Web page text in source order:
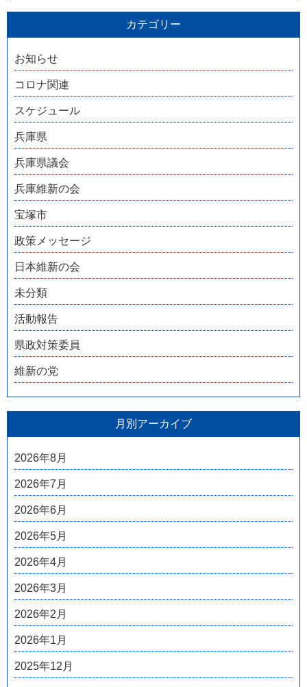
カテゴリー
お知らせ
コロナ関連
スケジュール
兵庫県
兵庫県議会
兵庫維新の会
宝塚市
政策メッセージ
日本維新の会
未分類
活動報告
県政対策委員
維新の党
月別アーカイブ
2026年8月
2026年7月
2026年6月
2026年5月
2026年4月
2026年3月
2026年2月
2026年1月
2025年12月